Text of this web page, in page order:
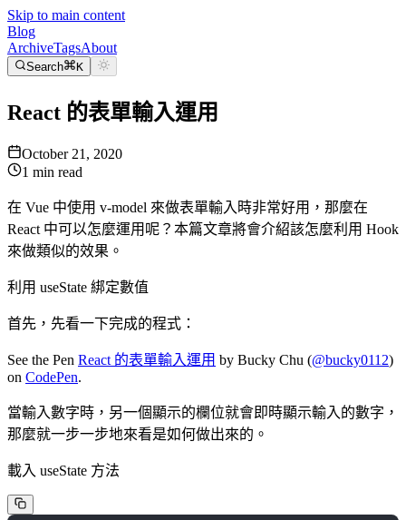
Skip to main content
Blog
ArchiveTagsAbout
Search K
React 的表單輸入運用
October 21, 2020
1 min read
在 Vue 中使用 v-model 來做表單輸入時非常好用，那麼在
React 中可以怎麼運用呢？本篇文章將會介紹該怎麼利用 Hook
來做類似的效果。
利用 useState 綁定數值
首先，先看一下完成的程式：
See the Pen React 的表單輸入運用 by Bucky Chu (@bucky0112)
on CodePen.
當輸入數字時，另一個顯示的欄位就會即時顯示輸入的數字，
那麼就一步一步地來看是如何做出來的。
載入 useState 方法